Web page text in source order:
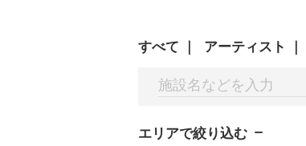
すべて アーティスト
エリアで絞り込む